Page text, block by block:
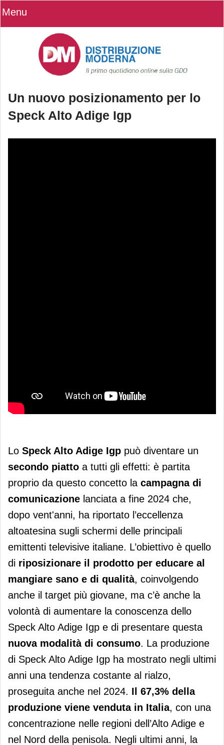
Menu
Un nuovo posizionamento per lo
Speck Alto Adige Igp
Un nuovo posizionamento per lo
Lo Speck Alto Adige Igp può diventare un
secondo piatto a tutti gli effetti: è partita
proprio da questo concetto la campagna di
comunicazione lanciata a fine 2024 che,
dopo vent'anni, ha riportato l’eccellenza
altoatesina sugli schermi delle principali
emittenti televisive italiane. L’obiettivo è quello
di riposizionare il prodotto per educare al
mangiare sano e di qualità, coinvolgendo
anche il target più giovane, ma c’è anche la
volontà di aumentare la conoscenza dello
Speck Alto Adige Igp e di presentare questa
nuova modalità di consumo. La produzione
di Speck Alto Adige Igp ha mostrato negli ultimi
anni una tendenza costante al rialzo,
proseguita anche nel 2024. Il 67,3% della
produzione viene venduta in Italia, con una
concentrazione nelle regioni dell’Alto Adige e
nel Nord della penisola. Negli ultimi anni, la